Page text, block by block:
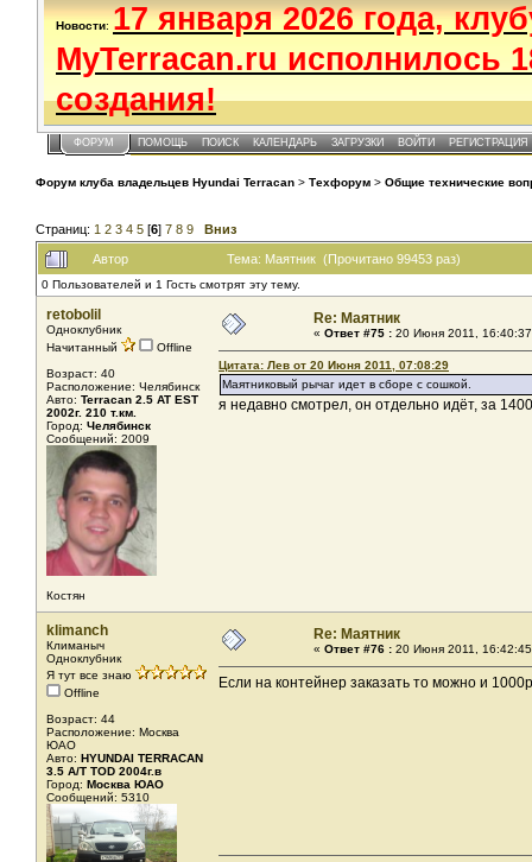
Новости: 17 января 2026 года,
MyTerracan.ru исполнилось
создания!
ФОРУМ ПОМОЩЬ ПОИСК КАЛЕНДАРЬ ЗАГРУЗКИ ВОЙТИ РЕГИСТРАЦИЯ
Форум клуба владельцев Hyundai Terracan > Техфорум > Общие технические
Страниц: 1 2 3 4 5 [6] 7 8 9 Вниз
Автор Тема: Маятник (Прочитано 99453 раз)
0 Пользователей и 1 Гость смотрят эту тему.
retobolil
Одноклубник
Начитанный
Offline
Возраст: 40
Расположение: Челябинск
Авто: Terracan 2.5 AT EST
2002г. 210 т.км.
Город: Челябинск
Сообщений: 2009
Костян
Re: Маятник
« Ответ #75 : 20 Июня 2011,
Цитата: Лев от 20 Июня 2011, 07:08:29
Маятниковый рычаг идет в сборе с сошкой.
я недавно смотрел, он отдельно идёт, за
klimanch
Климаныч
Одноклубник
Я тут все знаю
Offline
Возраст: 44
Расположение: Москва
ЮАО
Авто: HYUNDAI TERRACAN
3.5 A/T TOD 2004г.в
Город: Москва ЮАО
Сообщений: 5310
Re: Маятник
« Ответ #76 : 20 Июня 2011,
Если на контейнер заказать то можно и